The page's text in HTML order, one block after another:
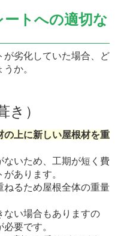
トへの適切な
が劣化していた場合、ど
か。
き）
の上に新しい屋根材を重
ないため、工期が短く費
あります。
ねるため屋根全体の重量
ない場合もありますの
要です。